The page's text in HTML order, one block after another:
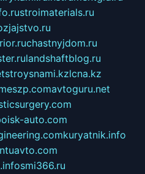
stroimaterials.ru
chastnyjdom.ru
landshaftblog.ru
stroysnami.kzlcna.kz
avtoguru.net
auto.com
kuryatnik.info
smi366.ru